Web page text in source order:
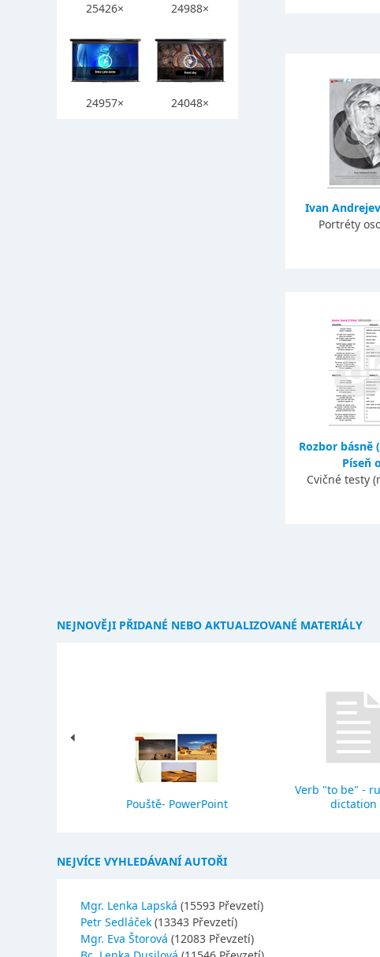
Ivan
Portréty
Rozbor básně
Píseň
Cvičné testy
25426× 24988×
24957× 24048×
NEJNOVĚJI PŘIDANÉ NEBO AKTUALIZOVANÉ MATERIÁLY
Pouště- PowerPoint
Verb "to be" -
dictation
NEJVÍCE VYHLEDÁVANÍ AUTOŘI
Mgr. Lenka Lapská (15593 Převzetí)
Petr Sedláček (13343 Převzetí)
Mgr. Eva Štorová (12083 Převzetí)